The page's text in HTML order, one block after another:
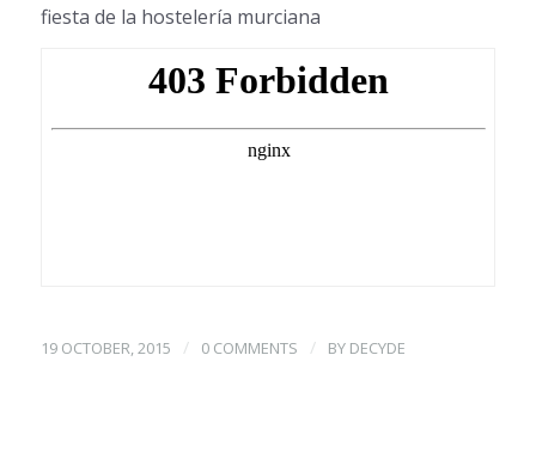
fiesta de la hostelería murciana
19 OCTOBER, 2015 / 0 COMMENTS / BY DECYDE